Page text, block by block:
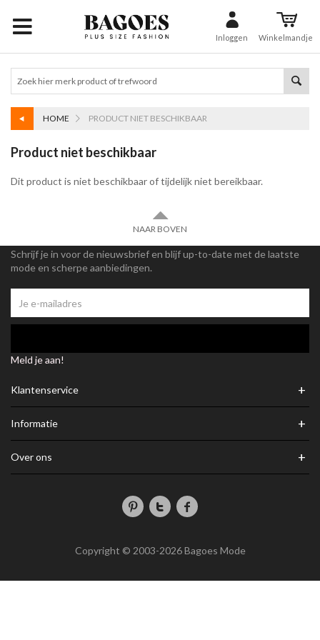
Inloggen Winkelmandje
HOME PRODUCT NIET BESCHIKBAAR
Product niet beschikbaar
Dit product is niet beschikbaar of tijdelijk niet bereikbaar.
NAAR BOVEN
Schrijf je in voor de nieuwsbrief en blijf up-to-date met de laatste
mode en scherpe aanbiedingen.
Meld je aan!
Klantenservice +
Informatie +
Over ons +
Copyright © 2003-2026 Bagoes Mode